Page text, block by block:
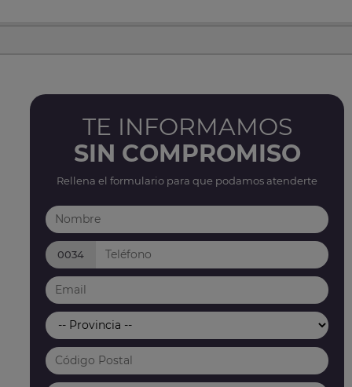
TE INFORMAMOS
SIN COMPROMISO
Rellena el formulario para que podamos atenderte
0034